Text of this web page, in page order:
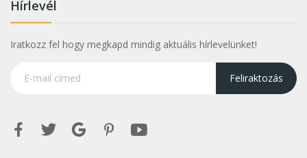
Hírlevél
Iratkozz fel hogy megkapd mindig aktuális hírlevelünket!
Feliraktozás